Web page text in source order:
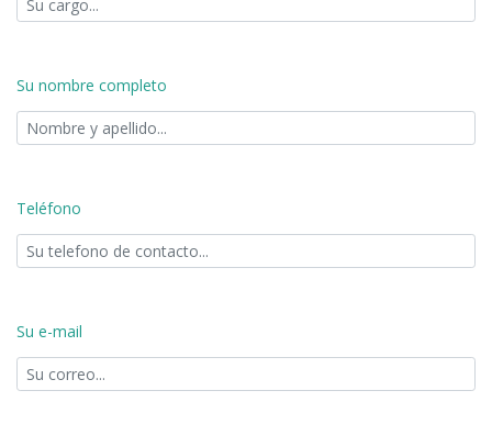
Su nombre completo
Teléfono
Su e-mail